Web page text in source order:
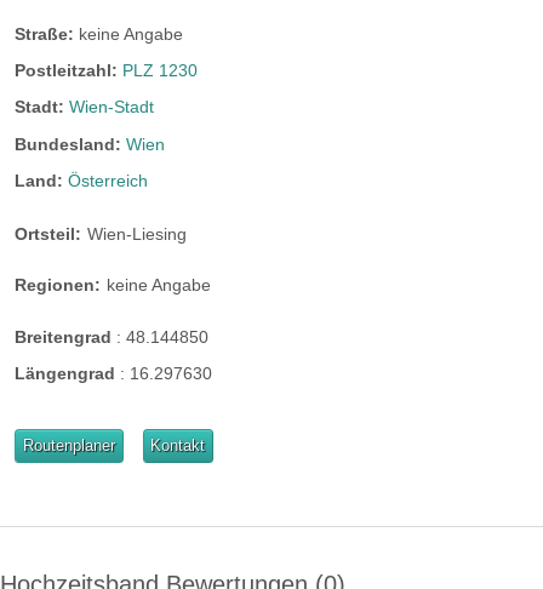
Straße: keine Angabe
Postleitzahl: PLZ 1230
Stadt: Wien-Stadt
Bundesland: Wien
Land: Österreich
Ortsteil: Wien-Liesing
Regionen: keine Angabe
Breitengrad : 48.144850
Längengrad : 16.297630
Routenplaner Kontakt